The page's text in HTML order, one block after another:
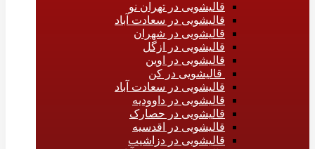
قالیشویی در تهران نو
قالیشویی در سعادت آباد
قالیشویی در شهران
قالیشویی در ازگل
قالیشویی در اوین
قالیشویی در کن
قالیشویی در سعادت آباد
قالیشویی در داوودیه
قالیشویی در حصارک
قالیشویی در اقدسیه
قالیشویی در دزاشیب